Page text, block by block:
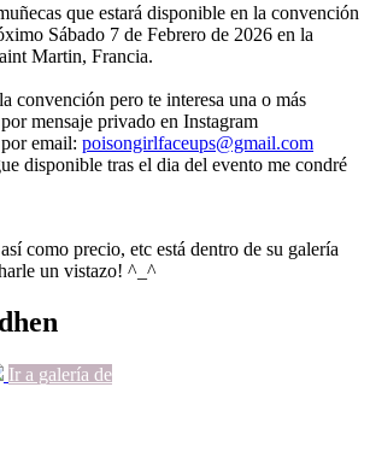
que estará disponible en la convención
Sábado 7 de Febrero de 2026 en la
Martin, Francia.
convención pero te interesa una o más
mensaje privado en Instagram
email: poisongirlfaceups@gmail.com
disponible tras el dia del evento me condré
como precio, etc está dentro de su galería
un vistazo! ^_^
Ir a galería de